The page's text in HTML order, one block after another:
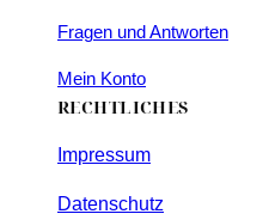
Fragen und Antworten
Mein Konto
RECHTLICHES
Impressum
Datenschutz